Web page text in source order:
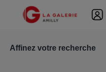
Affinez votre recherche